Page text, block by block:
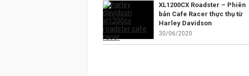
XL1200CX Roadster – Phiên
bản Cafe Racer thực thụ từ
Harley Davidson
30/06/2020